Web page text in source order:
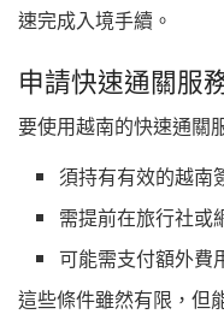
速完成入境手續。
申請快速通關服
要使用越南的快速通關
須持有有效的越南
需提前在旅行社或
可能需支付額外費
這些條件雖然有限，但